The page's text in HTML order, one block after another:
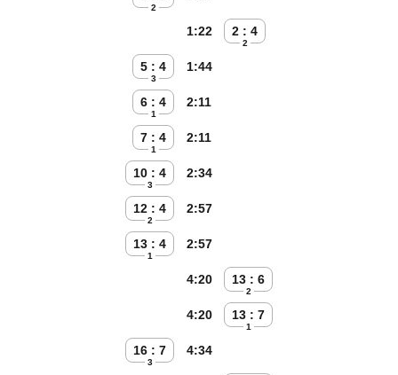
2
2 : 4
2
1:22
5 : 4
3
1:44
6 : 4
1
2:11
7 : 4
1
2:11
10 : 4
3
2:34
12 : 4
2
2:57
13 : 4
1
2:57
13 : 6
2
4:20
13 : 7
1
4:20
16 : 7
3
4:34